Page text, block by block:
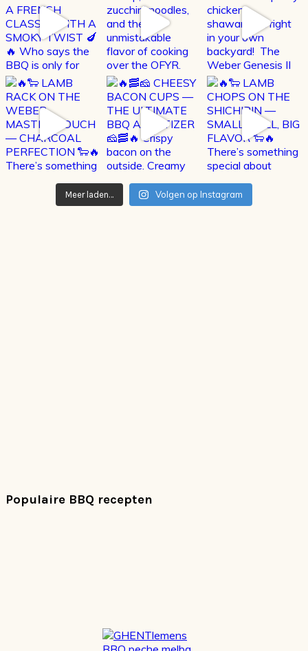
Meer laden… Volgen op Instagram
Populaire BBQ recepten